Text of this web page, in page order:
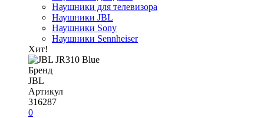
Наушники для телевизора
Наушники JBL
Наушники Sony
Наушники Sennheiser
Хит!
Бренд
JBL
Артикул
316287
0